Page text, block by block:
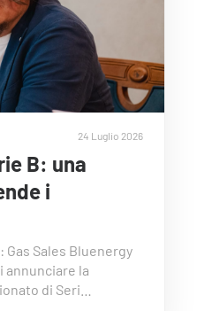
24 Luglio 2026
B: una
i
Gas Sales Bluenergy
annunciare la
di Seri…